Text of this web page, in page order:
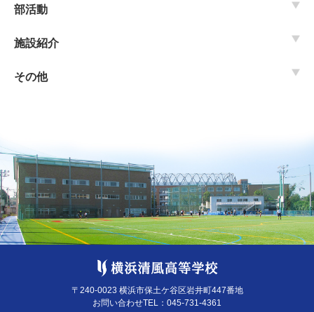
部活動
施設紹介
その他
〒240-0023 横浜市保土ケ谷区岩井町447番地
お問い合わせTEL： 045-731-4361